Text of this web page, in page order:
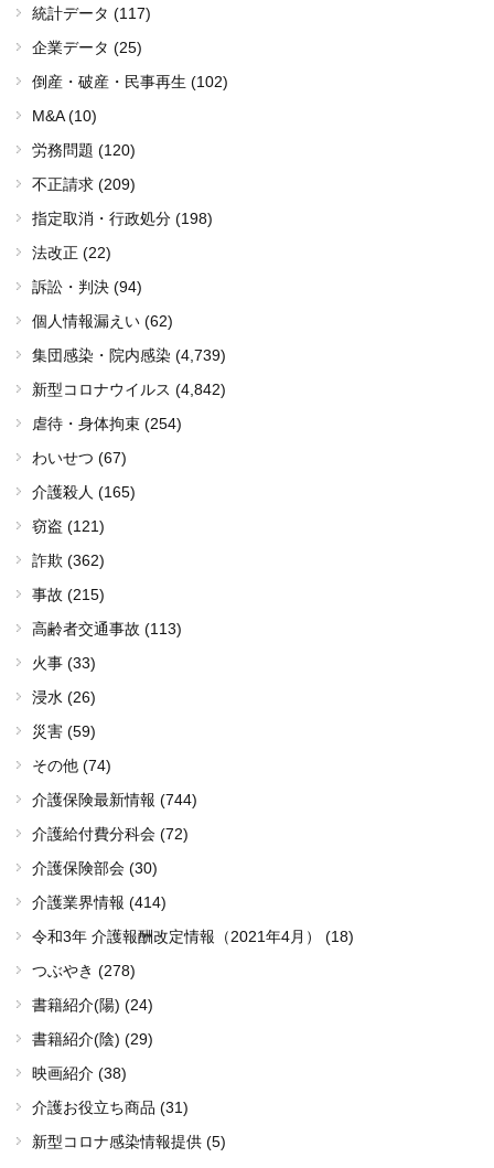
統計データ (117)
企業データ (25)
倒産・破産・民事再生 (102)
M&A (10)
労務問題 (120)
不正請求 (209)
指定取消・行政処分 (198)
法改正 (22)
訴訟・判決 (94)
個人情報漏えい (62)
集団感染・院内感染 (4,739)
新型コロナウイルス (4,842)
虐待・身体拘束 (254)
わいせつ (67)
介護殺人 (165)
窃盗 (121)
詐欺 (362)
事故 (215)
高齢者交通事故 (113)
火事 (33)
浸水 (26)
災害 (59)
その他 (74)
介護保険最新情報 (744)
介護給付費分科会 (72)
介護保険部会 (30)
介護業界情報 (414)
令和3年 介護報酬改定情報（2021年4月） (18)
つぶやき (278)
書籍紹介(陽) (24)
書籍紹介(陰) (29)
映画紹介 (38)
介護お役立ち商品 (31)
新型コロナ感染情報提供 (5)